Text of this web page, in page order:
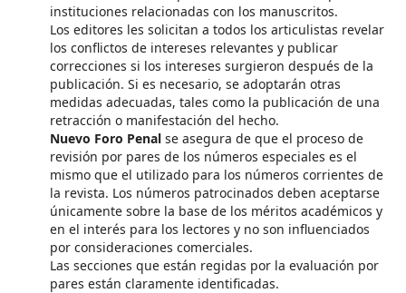
instituciones relacionadas con los manuscritos.
Los editores les solicitan a todos los articulistas revelar
los conflictos de intereses relevantes y publicar
correcciones si los intereses surgieron después de la
publicación. Si es necesario, se adoptarán otras
medidas adecuadas, tales como la publicación de una
retracción o manifestación del hecho.
Nuevo Foro Penal se asegura de que el proceso de
revisión por pares de los números especiales es el
mismo que el utilizado para los números corrientes de
la revista. Los números patrocinados deben aceptarse
únicamente sobre la base de los méritos académicos y
en el interés para los lectores y no son influenciados
por consideraciones comerciales.
Las secciones que están regidas por la evaluación por
pares están claramente identificadas.